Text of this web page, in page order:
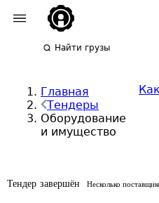
Найти грузы
Главная
Тендеры
Оборудование
и имущество
Тендер завершён Несколько